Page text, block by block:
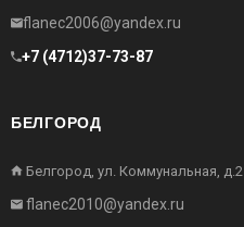
flanec2006@yandex.ru
+7 (4712)37-73-87
БЕЛГОРОД
Белгород, ул. Коммунальная, д.2
flanec2010@yandex.ru